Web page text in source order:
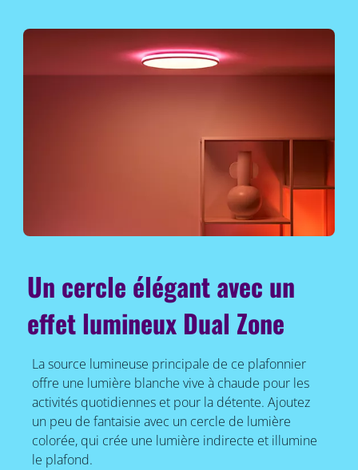
Un cercle élégant avec un
effet lumineux Dual Zone
La source lumineuse principale de ce plafonnier
offre une lumière blanche vive à chaude pour les
activités quotidiennes et pour la détente. Ajoutez
un peu de fantaisie avec un cercle de lumière
colorée, qui crée une lumière indirecte et illumine
le plafond.